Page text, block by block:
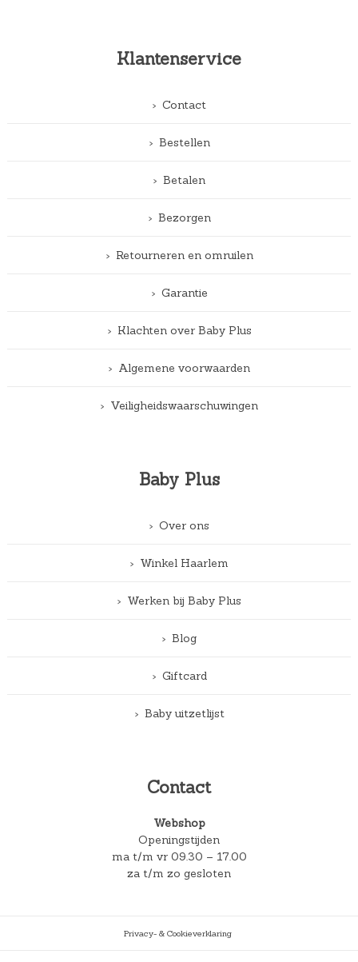
Klantenservice
Contact
Bestellen
Betalen
Bezorgen
Retourneren en omruilen
Garantie
Klachten over Baby Plus
Algemene voorwaarden
Veiligheidswaarschuwingen
Baby Plus
Over ons
Winkel Haarlem
Werken bij Baby Plus
Blog
Giftcard
Baby uitzetlijst
Contact
Webshop
Openingstijden
ma t/m vr 09.30 – 17.00
za t/m zo gesloten
Privacy- & Cookieverklaring